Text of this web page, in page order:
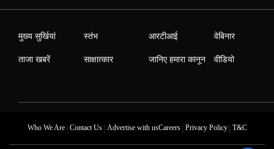
मुख्य सुर्खियां
ताजा खबरें
स्तंभ
साक्षात्कार
आरटीआई
जानिए हमारा कानून
वेबिनार
वीडियो
Who We Are| Contact Us| Advertise with usCareers| Privacy Policy| T&C